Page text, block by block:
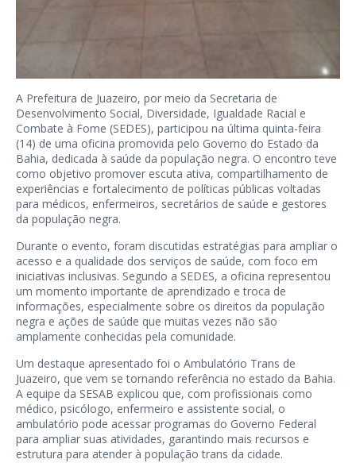
A Prefeitura de Juazeiro, por meio da Secretaria de
Desenvolvimento Social, Diversidade, Igualdade Racial e
Combate à Fome (SEDES), participou na última quinta-feira
(14) de uma oficina promovida pelo Governo do Estado da
Bahia, dedicada à saúde da população negra. O encontro teve
como objetivo promover escuta ativa, compartilhamento de
experiências e fortalecimento de políticas públicas voltadas
para médicos, enfermeiros, secretários de saúde e gestores
da população negra.
Durante o evento, foram discutidas estratégias para ampliar o
acesso e a qualidade dos serviços de saúde, com foco em
iniciativas inclusivas. Segundo a SEDES, a oficina representou
um momento importante de aprendizado e troca de
informações, especialmente sobre os direitos da população
negra e ações de saúde que muitas vezes não são
amplamente conhecidas pela comunidade.
Um destaque apresentado foi o Ambulatório Trans de
Juazeiro, que vem se tornando referência no estado da Bahia.
A equipe da SESAB explicou que, com profissionais como
médico, psicólogo, enfermeiro e assistente social, o
ambulatório pode acessar programas do Governo Federal
para ampliar suas atividades, garantindo mais recursos e
estrutura para atender à população trans da cidade.